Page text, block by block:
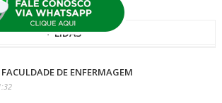
+ LIDAS
DE ENFERMAGEM